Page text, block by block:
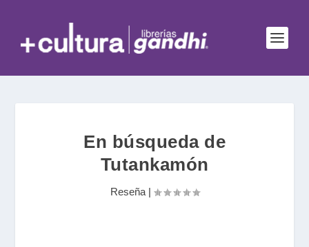
En búsqueda de
Tutankamón
Reseña|